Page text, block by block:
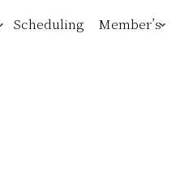
Scheduling Member’s